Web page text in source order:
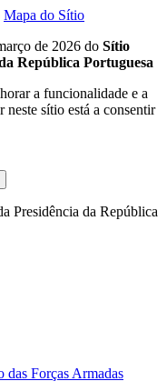
Mapa do Sítio
de 2026 do Sítio
República Portuguesa
a funcionalidade e a
sítio está a consentir
Presidência da República
das Forças Armadas